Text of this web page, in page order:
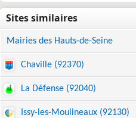
Mairies des Hauts-de-Seine
Chaville (92370)
La Défense (92040)
Issy-les-Moulineaux (92130)